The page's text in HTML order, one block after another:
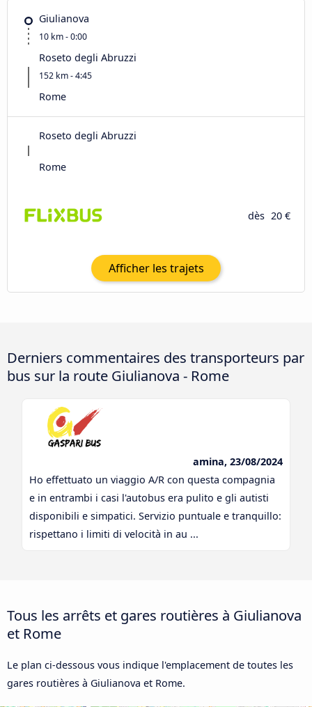
Giulianova
10 km - 0:00
Roseto degli Abruzzi
152 km - 4:45
Rome
Roseto degli Abruzzi
Rome
dès 20 €
Afficher les trajets
Derniers commentaires des transporteurs par
bus sur la route Giulianova - Rome
amina, 23/08/2024
Ho effettuato un viaggio A/R con questa compagnia
e in entrambi i casi l'autobus era pulito e gli autisti
disponibili e simpatici. Servizio puntuale e tranquillo:
rispettano i limiti di velocità in au ...
Tous les arrêts et gares routières à Giulianova
et Rome
Le plan ci-dessous vous indique l'emplacement de toutes les
gares routières à Giulianova et Rome.